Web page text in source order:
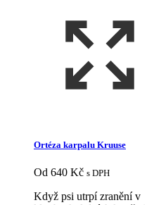
Ortéza karpalu Kruuse
Od 640 Kč s DPH
Když psi utrpí zranění v